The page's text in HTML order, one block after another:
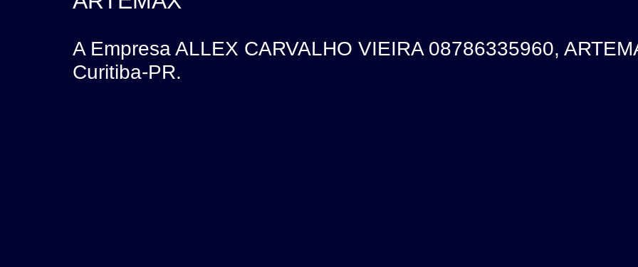
A Empresa ALLEX CARVALHO VIEIRA 08786335960,
Curitiba-PR.